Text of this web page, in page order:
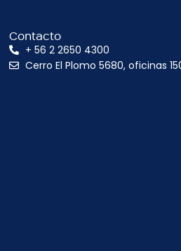
Contacto
+ 56 2 2650 4300
Cerro El Plomo 5680, oficinas